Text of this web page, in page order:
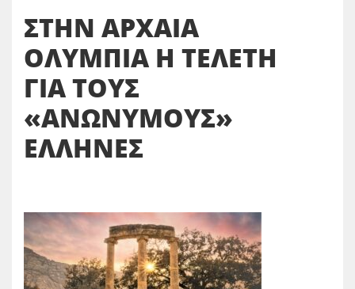
ΣΤΗΝ ΑΡΧΑΙΑ
ΟΛΥΜΠΙΑ Η ΤΕΛΕΤΗ
ΓΙΑ ΤΟΥΣ
«ΑΝΩΝΥΜΟΥΣ»
ΕΛΛΗΝΕΣ